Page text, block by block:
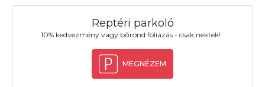
Reptéri parkoló
10% kedvezmény vagy bőrönd fóliázás - csak nektek!
MEGNÉZEM